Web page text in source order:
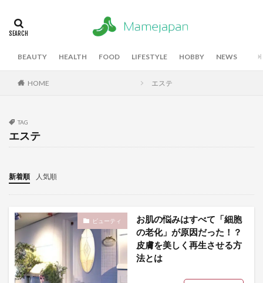
BEAUTY HEALTH FOOD LIFESTYLE HOBBY NEWS
HOME エステ
TAG
エステ
新着順 人気順
ビューティ
お肌の悩みはすべて「細胞
の老化」が原因だった！？
皮膚を美しく再生させる方
法とは